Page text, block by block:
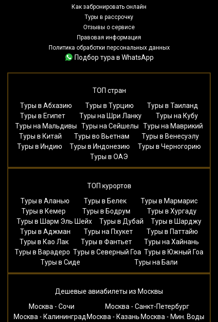
Как забронировать онлайн
Туры в рассрочку
Отзывы о сервисе
Правовая информация
Политика обработки персональных данных
Подбор тура в WhatsApp
ТОП стран
Туры в Абхазию
Туры в Турцию
Туры в Таиланд
Туры в Египет
Туры на Шри Ланку
Туры на Кубу
Туры на Мальдивы
Туры на Сейшелы
Туры на Маврикий
Туры в Китай
Туры во Вьетнам
Туры в Венесуэлу
Туры в Индию
Туры в Индонезию
Туры в Черногорию
Туры в ОАЭ
ТОП курортов
Туры в Аланью
Туры в Белек
Туры в Мармарис
Туры в Кемер
Туры в Бодрум
Туры в Хургаду
Туры в Шарм Эль Шейх
Туры в Дубай
Туры в Шарджу
Туры в Аджман
Туры на Пхукет
Туры в Паттайю
Туры в Као Лак
Туры в Фантьет
Туры на Хайнань
Туры в Варадеро Туры в Северный Гоа Туры в Южный Гоа
Туры в Сиде
Туры на Бали
Дешевые авиабилеты из Москвы
Москва - Сочи
Москва - Санкт-Петербург
Москва - КалининградМосква - КазаньМосква - Мин. Воды